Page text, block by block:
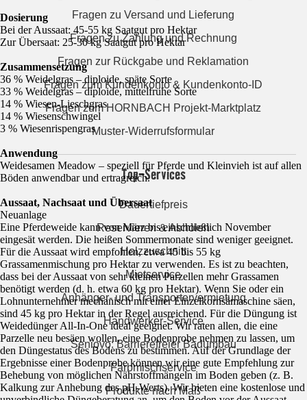
Dosierung
Bei der Aussaat: 45-55 kg Saatgut pro Hektar
Zur Übersaat: 25-30 kg Saatgut pro Hektar
Zusammensetzung
36 % Weidelgras – diploide, späte Sorte
33 % Weidelgras – diploide, mittelfrühe Sorte
14 % Wiesen-Lieschgras
14 % Wiesenschwingel
3 % Wiesenrispengras
Anwendung
Weidesamen Meadow – speziell für Pferde und Kleinvieh ist auf allen
Böden anwendbar und ertragreich.
Aussaat, Nachsaat und Übersaat
Neuanlage
Eine Pferdeweide kann von März bis einschließlich November
eingesät werden. Die heißen Sommermonate sind weniger geeignet.
Für die Aussaat wird empfohlen, etwa 45 bis 55 kg
Grassamenmischung pro Hektar zu verwenden. Es ist zu beachten,
dass bei der Aussaat von sehr kleinen Parzellen mehr Grassamen
benötigt werden (d. h. etwa 60 kg pro Hektar). Wenn Sie oder ein
Lohnunternehmer mechanisch mit einer Einzelkornsämaschine säen,
sind 45 kg pro Hektar in der Regel ausreichend. Für die Düngung ist
Weidedünger All-In-One ideal geeignet. Wir raten allen, die eine
Parzelle neu besäen wollen, eine Bodenprobe nehmen zu lassen, um
den Düngestatus des Bodens zu bestimmen. Auf der Grundlage der
Ergebnisse einer Bodenprobe können wir eine gute Empfehlung zur
Behebung von möglichen Nährstoffmängeln im Boden geben (z. B.
Kalkung zur Anhebung des pH-Werts). Wir bieten eine kostenlose und
Fragen zu Versand und Lieferung
Fragen zu Zahlung und Rechnung
Fragen zur Rückgabe und Reklamation
Fragen zum Kundenkonto & Kundenkonto-ID
Fragen zum HORNBACH Projekt-Marktplatz
Muster-Widerrufsformular
Top-Services
Dauertiefpreis
Reservieren & Abholen
Holzzuschnitt
Mietservice
Anhänger- und Transportervermietung
Handwerker-Service
Seniovo: Barrierefreier Badumbau
Farbmischservice
Produkte nach Maß